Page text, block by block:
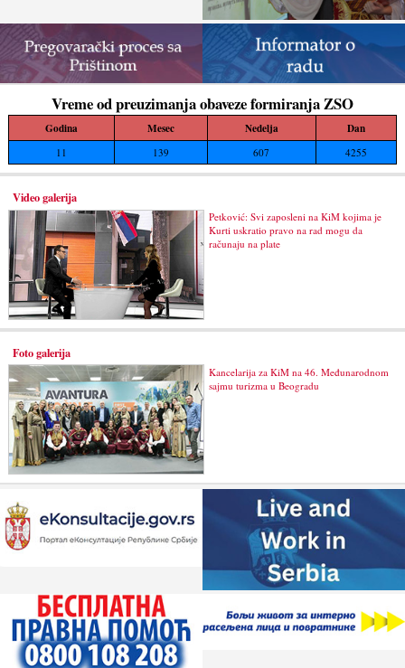
Vreme od preuzimanja obaveze formiranja ZSO
Godina Mesec Nedelja Dan
11 139 607 4255
Video galerija
Petković: Svi zaposleni na KiM kojima je
Kurti uskratio pravo na rad mogu da
računaju na plate
Foto galerija
Kancelarija za KiM na 46. Međunarodnom
sajmu turizma u Beogradu